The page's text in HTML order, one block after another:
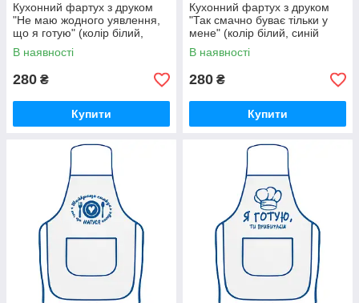
Кухонний фартух з друком
"Не маю жодного уявлення,
що я готую" (колір білий,
синій кант) (28355)
В наявності
280 ₴
Купити
Кухонний фартух з друком
"Так смачно буває тільки у
мене" (колір білий, синій
кант) (28367)
В наявності
280 ₴
Купити